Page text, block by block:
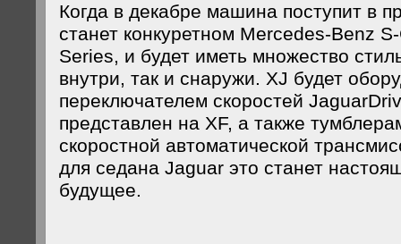
Когда в декабре машина поступит в
станет конкуретном Mercedes-Benz
Series, и будет иметь множество
внутри, так и снаружи. XJ будет
переключателем скоростей
представлен на XF, а также
скоростной автоматической
для седана Jaguar это станет
будущее.